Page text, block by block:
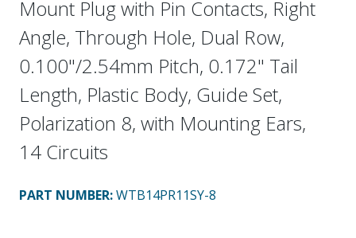
Mount Plug with Pin Contacts, Right
Angle, Through Hole, Dual Row,
0.100"/2.54mm Pitch, 0.172" Tail
Length, Plastic Body, Guide Set,
Polarization 8, with Mounting Ears,
14 Circuits
PART NUMBER:WTB14PR11SY-8